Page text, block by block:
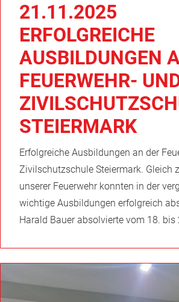
21.11.2025
ERFOLGREICHE
AUSBILDUNGEN
FEUERWEHR-
STEIERMARK
Erfolgreiche Ausbildungen an der
Zivilschutzschule Steiermark. Gleich
unserer Feuerwehr konnten in der
wichtige Ausbildungen erfolgreich
Harald Bauer absolvierte vom 18. bis